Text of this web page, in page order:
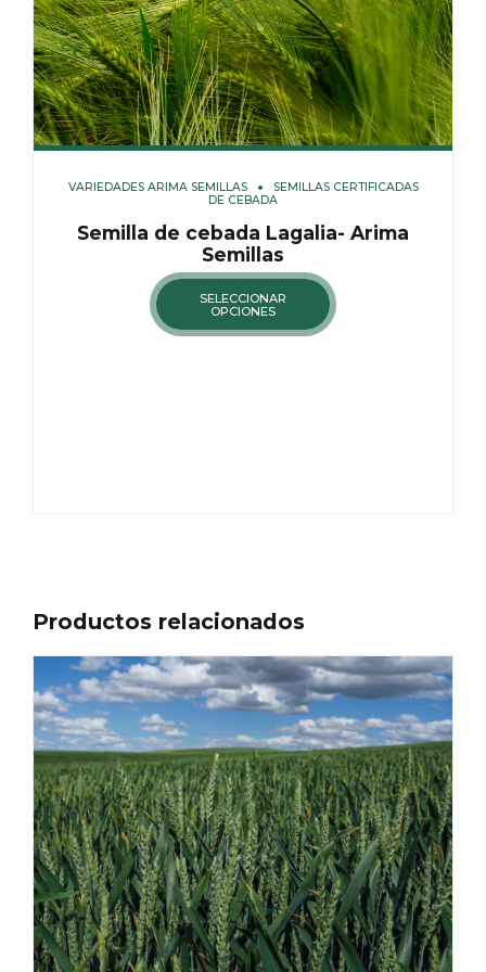
VARIEDADES ARIMA SEMILLAS
SEMILLAS CERTIFICADAS
DE CEBADA
Semilla de cebada Lagalia- Arima
Semillas
SELECCIONAR
OPCIONES
Productos relacionados